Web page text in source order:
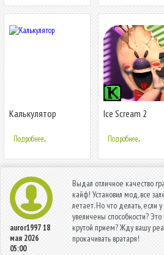
Калькулятор
Подробнее...
Ice Scream 2
Подробнее...
auror199718
мая 2026
05:00
Выдал отличное качество
кайф! Установил мод, все
летает. Но что делать, если
увеличены способности?
крутой прием? Жду вашу
прокачивать вратаря!